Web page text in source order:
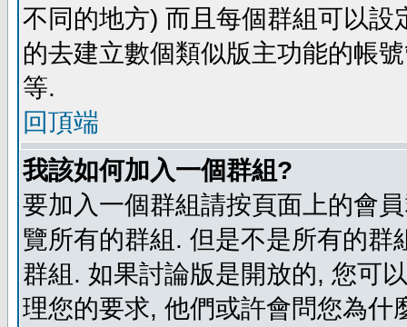
不同的地方) 而且每個群組可以
的去建立數個類似版主功能的帳
等.
回頂端
我該如何加入一個群組?
要加入一個群組請按頁面上的會
覽所有的群組. 但是不是所有的
群組. 如果討論版是開放的, 您可
理您的要求, 他們或許會問您為